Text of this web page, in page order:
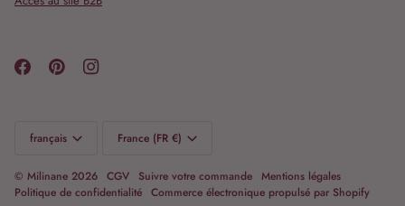
Langue
français Monnaie
France (FR €)
© Milinane 2026 CGV Suivre votre commande Mentions légales
Politique de confidentialité Commerce électronique propulsé par Shopify